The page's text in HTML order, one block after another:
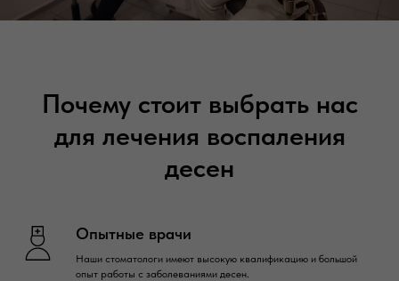
Почему стоит выбрать нас
для лечения воспаления
десен
Опытные врачи
Наши стоматологи имеют высокую квалификацию и большой
опыт работы с заболеваниями десен.